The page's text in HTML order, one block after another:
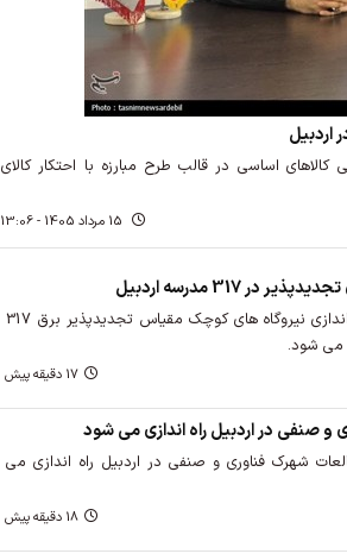
احتکار 206 میلیارد ریالی کالاهای اساسی در قالب طرح مبارزه با احتکار کالای
در 317 مدرسه اردبیل
امسال با راه اندازی نیروگاه های کوچک مقیاس تجدیدپذیر برق 317
می شود.
17 دقیقه پیش
و صنفی در اردبیل راه اندازی می شود
شهرک فناوری و صنفی در اردبیل راه اندازی می
18 دقیقه پیش